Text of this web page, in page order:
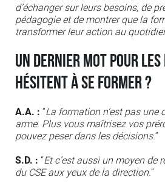
d’échanger sur leurs besoins, de
pédagogie et de montrer que la
transformer leur action au
Un dernier mot pour les
hésitent à se former ?
A.A. : “La formation n’est pas une
arme. Plus vous maîtrisez vos
pouvez peser dans les décisions.”
S.D. : “Et c’est aussi un moyen de
du CSE aux yeux de la direction.”